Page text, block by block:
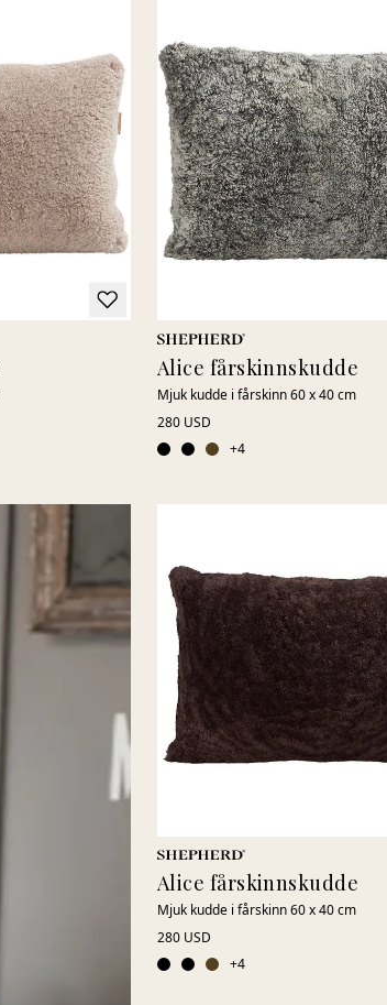
Alice fårskinnskudde
Mjuk kudde i fårskinn 60 x 40 cm
280 USD
+4
Alice fårskinnskudde
Mjuk kudde i fårskinn 60 x 40 cm
280 USD
+4